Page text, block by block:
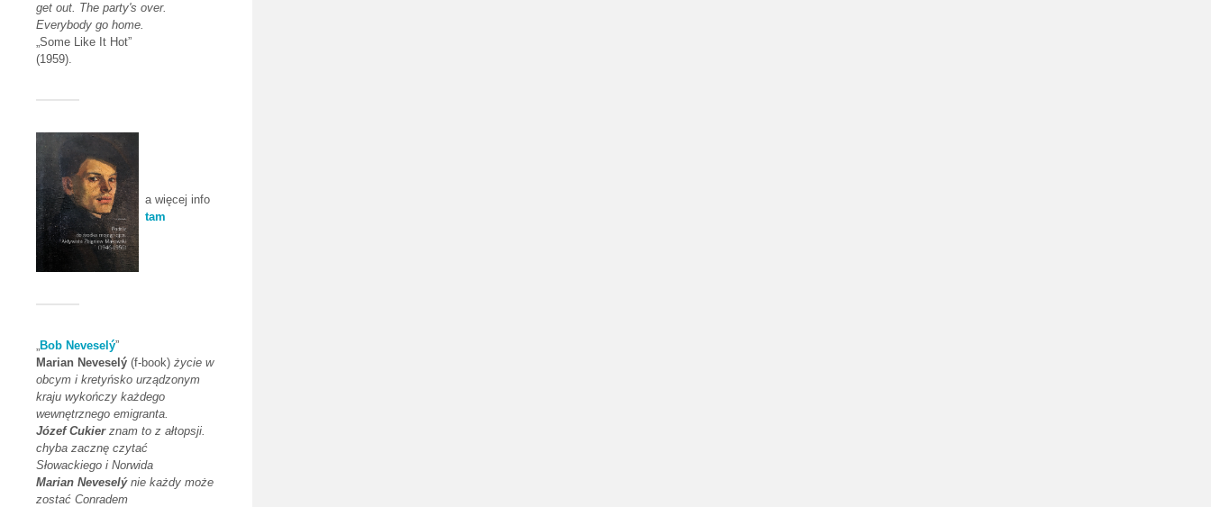
get out. The party's over.
Everybody go home.
„Some Like It Hot”
(1959).
a więcej info
tam
Bob Neveselý”
Marian Neveselý (f-book) życie w
obcym i kretyńsko urządzonym
kraju wykończy każdego
wewnętrznego emigranta.
Józef Cukierznam to z ałtopsji.
chyba zacznę czytać
Słowackiego i Norwida
Marian Neveselýnie każdy może
zostać Conradem